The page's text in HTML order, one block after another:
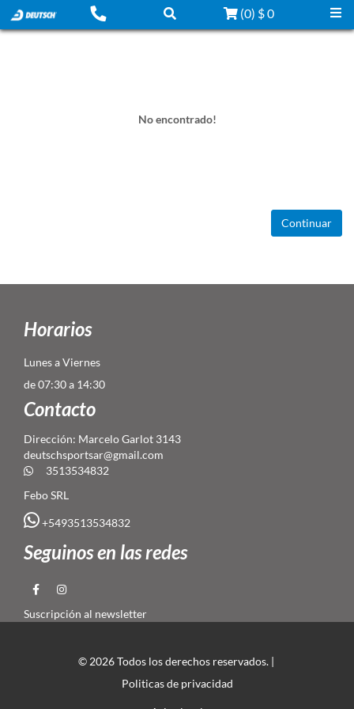
(0) $ 0
No encontrado!
Continuar
Horarios
Lunes a Viernes
de 07:30 a 14:30
Contacto
Dirección: Marcelo Garlot 3143
deutschsportsar@gmail.com
3513534832
Febo SRL
+5493513534832
Seguinos en las redes
Suscripción al newsletter
© 2026 Todos los derechos reservados. |
Politicas de privacidad